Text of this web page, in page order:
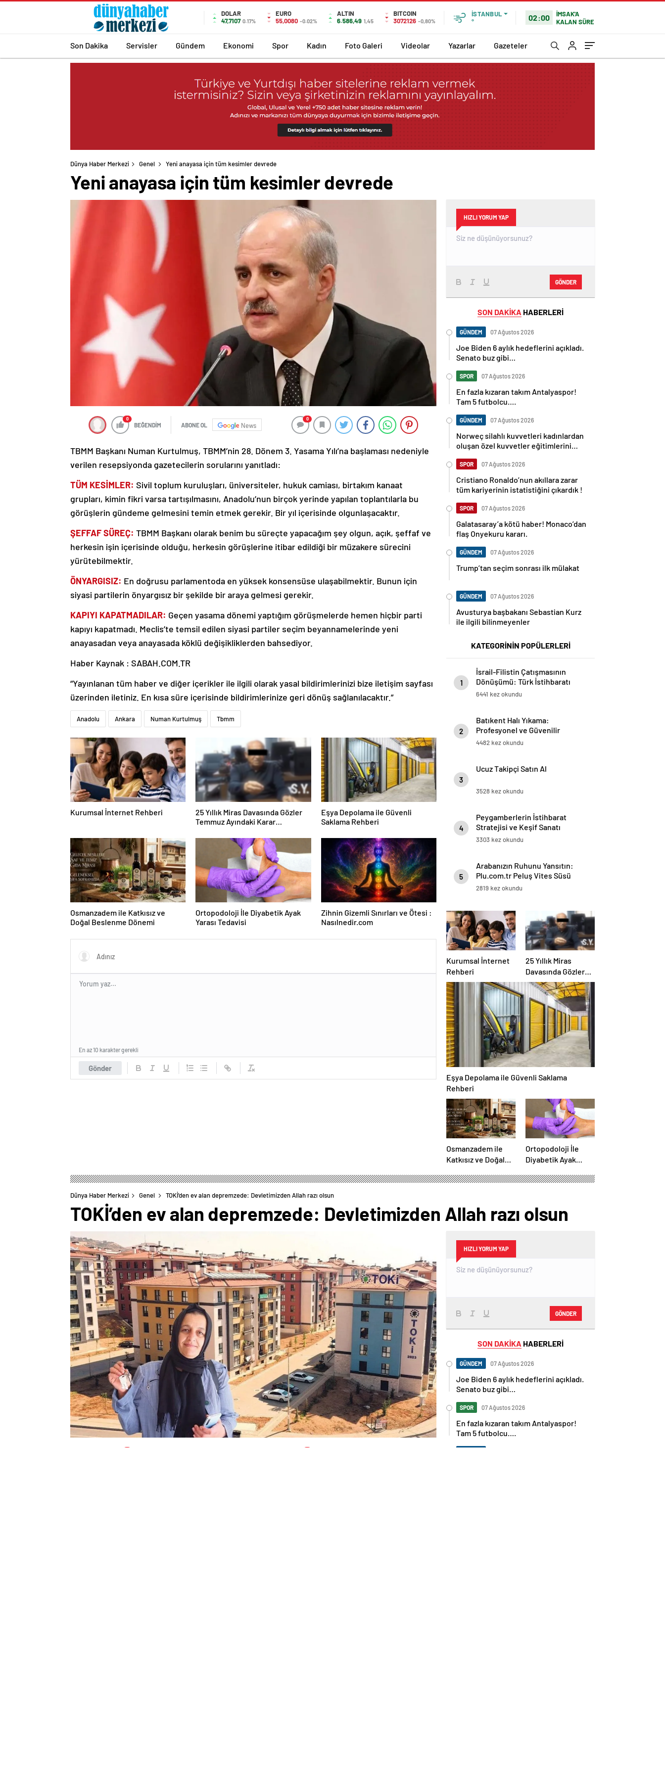
DOLAR
47,7107 0.17%
EURO
55,0080 -0.02%
ALTIN
6.586,49 1,45
BITCOIN
3072126 -0,80%
İSTANBUL
°
02:00
İMSAK'A
KALAN SÜRE
Son Dakika Servisler Gündem Ekonomi Spor Kadın Foto Galeri Videolar Yazarlar Gazeteler
Dünya Haber Merkezi Genel Yeni anayasa için tüm kesimler devrede
Yeni anayasa için tüm kesimler devrede
0
BEĞENDİM ABONE OL News
0
TBMM Başkanı Numan Kurtulmuş, TBMM’nin 28. Dönem 3. Yasama Yılı’na başlaması nedeniyle
verilen resepsiyonda gazetecilerin sorularını yanıtladı:
TÜM KESİMLER: Sivil toplum kuruluşları, üniversiteler, hukuk camiası, birtakım kanaat
grupları, kimin fikri varsa tartışılmasını, Anadolu’nun birçok yerinde yapılan toplantılarla bu
görüşlerin gündeme gelmesini temin etmek gerekir. Bir yıl içerisinde olgunlaşacaktır.
ŞEFFAF SÜREÇ: TBMM Başkanı olarak benim bu süreçte yapacağım şey olgun, açık, şeffaf ve
herkesin işin içerisinde olduğu, herkesin görüşlerine itibar edildiği bir müzakere sürecini
yürütebilmektir.
ÖNYARGISIZ: En doğrusu parlamentoda en yüksek konsensüse ulaşabilmektir. Bunun için
siyasi partilerin önyargısız bir şekilde bir araya gelmesi gerekir.
KAPIYI KAPATMADILAR: Geçen yasama dönemi yaptığım görüşmelerde hemen hiçbir parti
kapıyı kapatmadı. Meclis’te temsil edilen siyasi partiler seçim beyannamelerinde yeni
anayasadan veya anayasada köklü değişikliklerden bahsediyor.
Haber Kaynak : SABAH.COM.TR
“Yayınlanan tüm haber ve diğer içerikler ile ilgili olarak yasal bildirimlerinizi bize iletişim sayfası
üzerinden iletiniz. En kısa süre içerisinde bildirimlerinize geri dönüş sağlanılacaktır.”
Anadolu Ankara Numan Kurtulmuş Tbmm
Kurumsal İnternet Rehberi
25 Yıllık Miras Davasında Gözler
Temmuz Ayındaki Karar
Eşya Depolama ile Güvenli
Saklama Rehberi
Osmanzadem ile Katkısız ve
Doğal Beslenme Dönemi
Ortopodoloji İle Diyabetik Ayak
Yarası Tedavisi
Zihnin Gizemli Sınırları ve Ötesi :
Nasılnedir.com
Gönder
En az 10 karakter gerekli
HIZLI YORUM YAP
GÖNDER
SON DAKİKA HABERLERİ
GÜNDEM 07 Ağustos 2026
Joe Biden 6 aylık hedeflerini açıkladı.
Senato buz gibi…
SPOR 07 Ağustos 2026
En fazla kızaran takım Antalyaspor!
Tam 5 futbolcu….
GÜNDEM 07 Ağustos 2026
Norweç silahlı kuvvetleri kadınlardan
oluşan özel kuvvetler eğitimlerini
SPOR 07 Ağustos 2026
Cristiano Ronaldo’nun akıllara zarar
tüm kariyerinin istatistiğini çıkardık !
SPOR 07 Ağustos 2026
Galatasaray’a kötü haber! Monaco’dan
flaş Onyekuru kararı.
GÜNDEM 07 Ağustos 2026
Trump’tan seçim sonrası ilk mülakat
GÜNDEM 07 Ağustos 2026
Avusturya başbakanı Sebastian Kurz
ile ilgili bilinmeyenler
KATEGORİNİN POPÜLERLERİ
1
İsrail-Filistin Çatışmasının
Dönüşümü: Türk İstihbaratı
Lebensraum Planını Nasıl
6441 kez okundu
2
Batıkent Halı Yıkama:
Profesyonel ve Güvenilir
Hizmetler
4482 kez okundu
3
Ucuz Takipçi Satın Al
3528 kez okundu
4
Peygamberlerin İstihbarat
Stratejisi ve Keşif Sanatı
3303 kez okundu
5
Arabanızın Ruhunu Yansıtın:
Plu.com.tr Peluş Vites Süsü
Modelleri
2819 kez okundu
Kurumsal İnternet
Rehberi
25 Yıllık Miras
Davasında Gözler
Temmuz Ayındaki
Karar Duruşmasına
Çevrildi
Eşya Depolama ile Güvenli Saklama
Rehberi
Osmanzadem ile
Katkısız ve Doğal
Ortopodoloji İle
Diyabetik Ayak
Dünya Haber Merkezi Genel TOKİ’den ev alan depremzede: Devletimizden Allah razı olsun
TOKİ’den ev alan depremzede: Devletimizden Allah razı olsun
HIZLI YORUM YAP
GÖNDER
SON DAKİKA HABERLERİ
GÜNDEM 07 Ağustos 2026
Joe Biden 6 aylık hedeflerini açıkladı.
Senato buz gibi…
SPOR 07 Ağustos 2026
En fazla kızaran takım Antalyaspor!
Tam 5 futbolcu….